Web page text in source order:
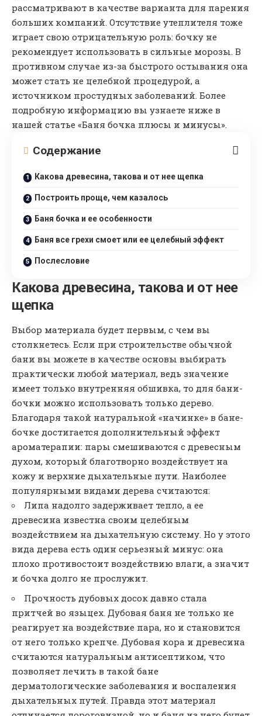
рассматривают в качестве варианта для парения
больших компаний. Отсутствие утеплителя тоже
играет свою отрицательную роль: бочку не
рекомендует использовать в сильные морозы. В
противном случае из-за быстрого остывания она
может стать не целебной процедурой, а
источником простудных заболеваний. Более
подробную информацию вы узнаете ниже в
нашей статье «Баня бочка плюсы и минусы».
Содержание
Какова древесина, такова и от нее щепка
Построить проще, чем казалось
Баня бочка и ее особенности
Баня все грехи смоет или ее целебный эффект
Послесловие
Какова древесина, такова и от нее
щепка
Выбор материала будет первым, с чем вы
столкнетесь. Если при строительстве обычной
бани вы можете в качестве основы выбирать
практически любой материал, ведь значение
имеет только внутренняя обшивка, то для бани-
бочки можно использовать только дерево.
Благодаря такой натуральной «начинке» в бане-
бочке достигается дополнительный эффект
ароматерапии: пары смешиваются с древесным
духом, который благотворно воздействует на
кожу и верхние дыхательные пути. Наиболее
популярными видами дерева считаются:
Липа надолго задерживает тепло, а ее
древесина известна своим целебным
воздействием на дыхательную систему. Но у этого
вида дерева есть один серьезный минус: она
плохо противостоит воздействию влаги, а значит
и бочка долго не прослужит.
Прочность дубовых досок давно стала
притчей во языцех. Дубовая баня не только не
реагирует на воздействие пара, но и становится
от него только крепче. Дубовая кора и древесина
считаются натуральным антисептиком, что
позволяет лечить в такой бане
дерматологические заболевания и воспаления
дыхательных путей. Правда этот материал